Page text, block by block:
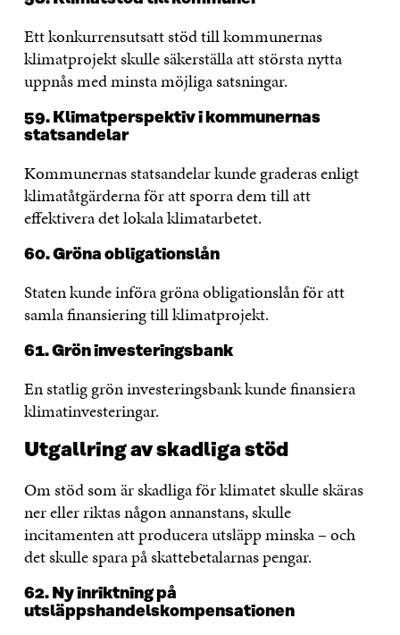
Ett konkurrensutsatt stöd till kommunernas
klimatprojekt skulle säkerställa att största nytta
uppnås med minsta möjliga satsningar.
59. Klimatperspektiv i kommunernas
statsandelar
Kommunernas statsandelar kunde graderas enligt
klimatåtgärderna för att sporra dem till att
effektivera det lokala klimatarbetet.
60. Gröna obligationslån
Staten kunde införa gröna obligationslån för att
samla finansiering till klimatprojekt.
61. Grön investeringsbank
En statlig grön investeringsbank kunde finansiera
klimatinvesteringar.
Utgallring av skadliga stöd
Om stöd som är skadliga för klimatet skulle skäras
ner eller riktas någon annanstans, skulle
incitamenten att producera utsläpp minska – och
det skulle spara på skattebetalarnas pengar.
62. Ny inriktning på
utsläppshandelskompensationen